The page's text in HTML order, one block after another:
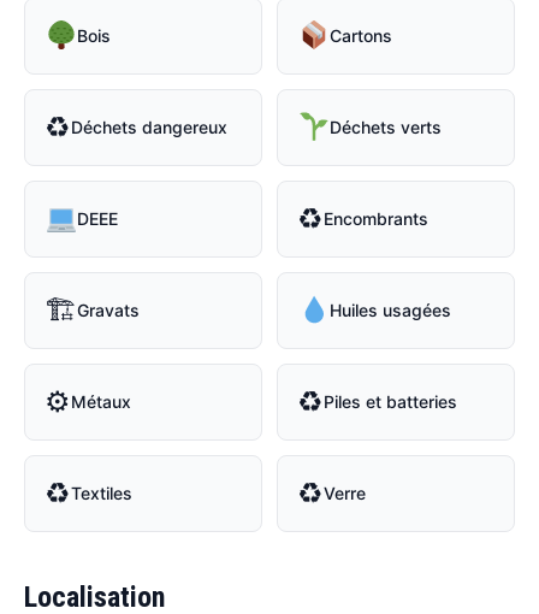
Bois Cartons
♻Déchets dangereux Déchets verts
DEEE ♻Encombrants
🏗Gravats Huiles usagées
⚙Métaux ♻Piles et batteries
♻Textiles ♻Verre
Localisation